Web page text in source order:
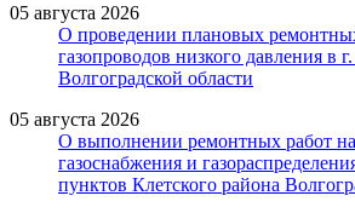
05 августа 2026
О проведении плановых
газопроводов низкого давления в
Волгоградской области
05 августа 2026
О выполнении ремонтных работ на
газоснабжения и
пунктов Клетского района